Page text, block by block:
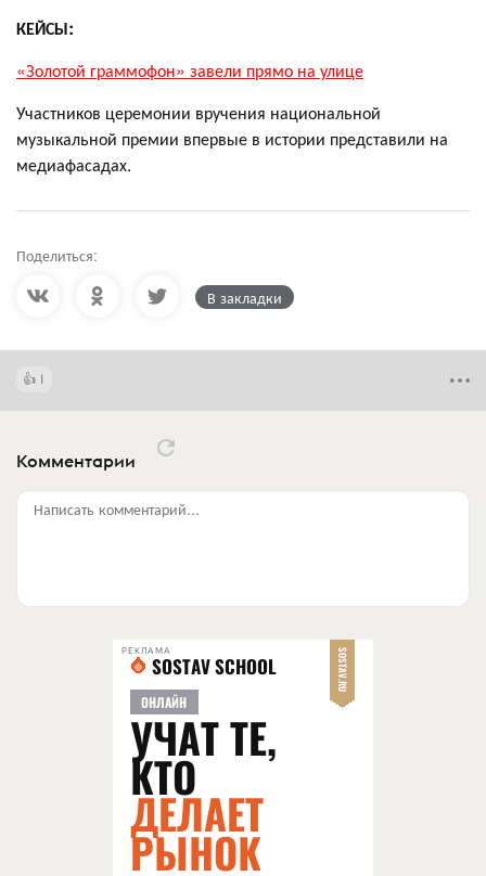
КЕЙСЫ:
«Золотой граммофон» завели прямо на улице
Участников церемонии вручения национальной
музыкальной премии впервые в истории представили на
медиафасадах.
Поделиться:
В закладки
1
Комментарии
Написать комментарий...
РЕКЛАМА